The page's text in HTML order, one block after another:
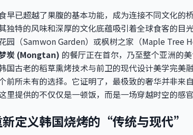
早已超越了果腹的基本功能，成为连接不同文化的
独特的风味和深厚的文化底蕴吸引着全球食客的目
园（Samwon Garden）或枫树之家（Maple Tree
炭 (Mongtan) 的餐厅正在首尔，乃至整个亚洲的
国古老的稻草熏烤技术与前卫的现代设计美学完美融
前所未有的选择。它证明了，最极致的奢华并非来
里提供的不仅仅是一顿饭，而是一场穿越时空的感
定义韩国烧烤的“传统与现代”